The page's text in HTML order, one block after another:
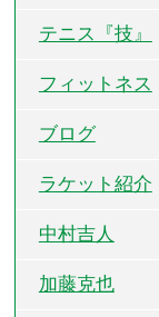
テニス『技』
フィットネス
ブログ
ラケット紹介
中村吉人
加藤克也